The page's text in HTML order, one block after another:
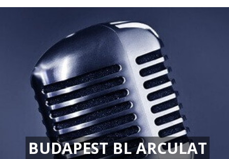
BUDAPEST BL ARCULAT